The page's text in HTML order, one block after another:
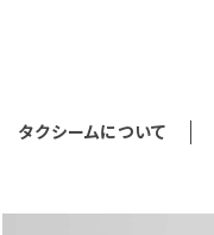
タクシームについて